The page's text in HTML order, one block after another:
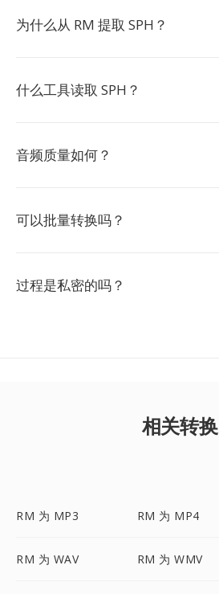
为什么从 RM 提取 SPH？
什么工具读取 SPH？
音频质量如何？
可以批量转换吗？
过程是私密的吗？
相关转换
RM 为 MP3 RM 为 MP4
RM 为 WAV RM 为 WMV